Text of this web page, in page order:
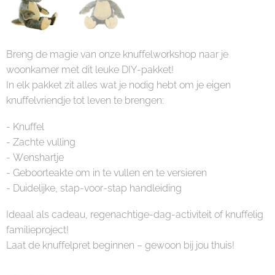
Breng de magie van onze knuffelworkshop naar je
woonkamer met dit leuke DIY-pakket!
In elk pakket zit alles wat je nodig hebt om je eigen
knuffelvriendje tot leven te brengen:
- Knuffel
- Zachte vulling
- Wenshartje
- Geboorteakte om in te vullen en te versieren
- Duidelijke, stap-voor-stap handleiding
Ideaal als cadeau, regenachtige-dag-activiteit of knuffelig
familieproject!
Laat de knuffelpret beginnen – gewoon bij jou thuis!